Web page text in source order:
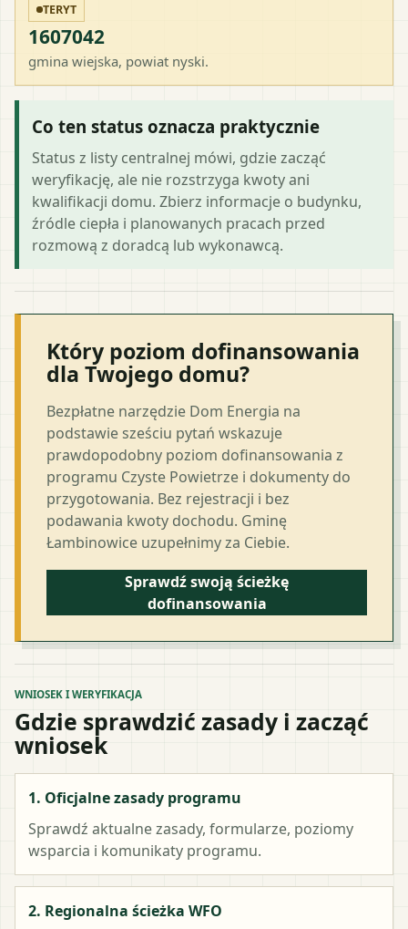
TERYT
1607042
gmina wiejska, powiat nyski.
Co ten status oznacza praktycznie
Status z listy centralnej mówi, gdzie zacząć
weryfikację, ale nie rozstrzyga kwoty ani
kwalifikacji domu. Zbierz informacje o budynku,
źródle ciepła i planowanych pracach przed
rozmową z doradcą lub wykonawcą.
Który poziom dofinansowania
dla Twojego domu?
Bezpłatne narzędzie Dom Energia na
podstawie sześciu pytań wskazuje
prawdopodobny poziom dofinansowania z
programu Czyste Powietrze i dokumenty do
przygotowania. Bez rejestracji i bez
podawania kwoty dochodu. Gminę
Łambinowice uzupełnimy za Ciebie.
Sprawdź swoją ścieżkę
dofinansowania
WNIOSEK I WERYFIKACJA
Gdzie sprawdzić zasady i zacząć
wniosek
1. Oficjalne zasady programu
Sprawdź aktualne zasady, formularze, poziomy
wsparcia i komunikaty programu.
2. Regionalna ścieżka WFO